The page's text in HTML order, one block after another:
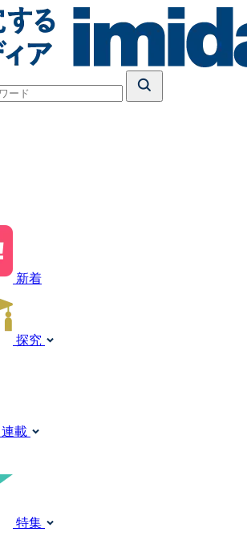
新着
探究
連載
特集